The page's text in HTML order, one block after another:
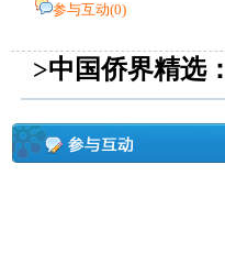
参与互动(0)
>中国侨界精选：